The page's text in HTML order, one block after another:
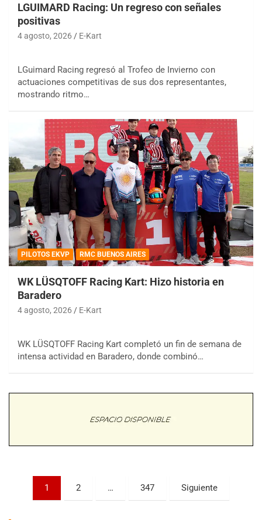
LGUIMARD Racing: Un regreso con señales
positivas
4 agosto, 2026 E-Kart
LGuimard Racing regresó al Trofeo de Invierno con
actuaciones competitivas de sus dos representantes,
mostrando ritmo…
PILOTOS EKVP RMC BUENOS AIRES
WK LÜSQTOFF Racing Kart: Hizo historia en
Baradero
4 agosto, 2026 E-Kart
WK LÜSQTOFF Racing Kart completó un fin de semana de
intensa actividad en Baradero, donde combinó…
Paginación
1 2 … 347 Siguiente
COBERTURA ESPECIAL DE E-KART.COM.AR
08/09-AGO
Ramiro Tot (Asfalto)
Trenque Lauquen (Buenos Aires)
Villaguay (Entre Ríos)